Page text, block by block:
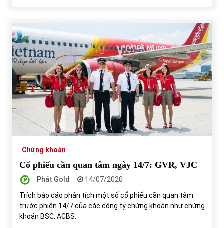
Tiền gửi vào ngân hàng tiếp tục tăng mạnh
31/05/2022
S&P Ratings cập nhật xếp hạng tín nhiệm của
Vietcombank và Eximbank
31/05/2022
Chứng khoán ngày 30/5/2022: Top 10 cổ phiếu nổi bật
Phân tích giá tiền điện tử sau ngày thị trường lập kỷ lục
09/11/2021
Chứng khoán
Cổ phiếu cần quan tâm ngày 14/7: GVR, VJC
Phát Gold
14/07/2020
Trích báo cáo phân tích một số cổ phiếu cần quan tâm
trước phiên 14/7 của các công ty chứng khoán như chứng
khoán BSC, ACBS.